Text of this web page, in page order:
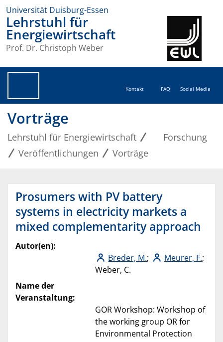
Universität Duisburg-Essen
Lehrstuhl für
Energiewirtschaft
Prof. Dr. Christoph Weber
Kontakt FAQ Social Media
Vorträge
Lehrstuhl für Energiewirtschaft
Forschung
Veröffentlichungen
Vorträge
Prosumers with PV battery
systems in electricity markets a
mixed complementarity approach
Autor(en):
Breder, M.; Meurer, F.;
Weber, C.
Name der
Veranstaltung:
GOR Workshop: Workshop of
the working group OR for
Environmental Protection